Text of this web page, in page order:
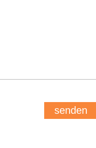
senden